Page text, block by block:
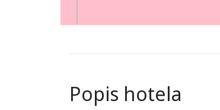
Popis hotela